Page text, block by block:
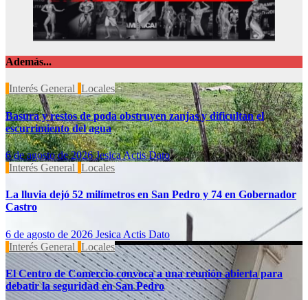
Además...
Interés General Locales
Basura y restos de poda obstruyen zanjas y dificultan el
escurrimiento del agua
6 de agosto de 2026Jesica Actis Dato
Interés General Locales
La lluvia dejó 52 milímetros en San Pedro y 74 en Gobernador
Castro
6 de agosto de 2026 Jesica Actis Dato
Interés General Locales
El Centro de Comercio convoca a una reunión abierta para
debatir la seguridad en San Pedro